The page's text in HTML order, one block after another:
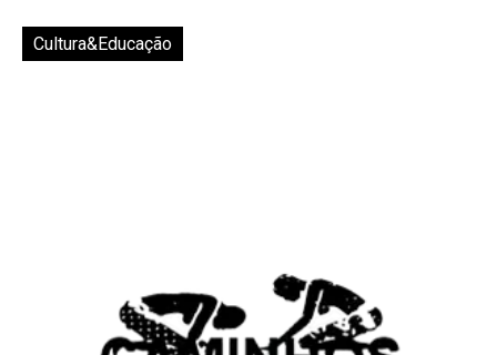
Cultura&Educação